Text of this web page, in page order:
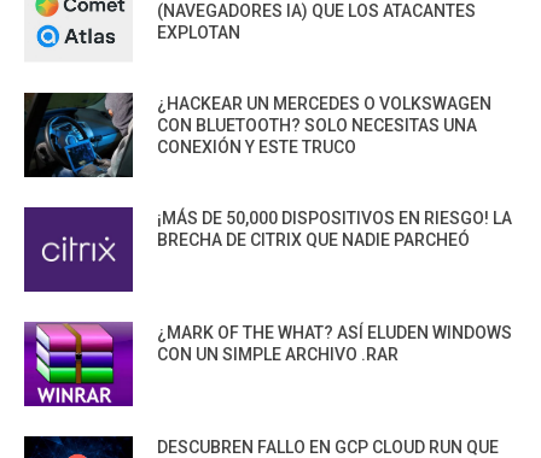
(NAVEGADORES IA) QUE LOS ATACANTES
EXPLOTAN
¿HACKEAR UN MERCEDES O VOLKSWAGEN
CON BLUETOOTH? SOLO NECESITAS UNA
CONEXIÓN Y ESTE TRUCO
¡MÁS DE 50,000 DISPOSITIVOS EN RIESGO! LA
BRECHA DE CITRIX QUE NADIE PARCHEÓ
¿MARK OF THE WHAT? ASÍ ELUDEN WINDOWS
CON UN SIMPLE ARCHIVO .RAR
DESCUBREN FALLO EN GCP CLOUD RUN QUE